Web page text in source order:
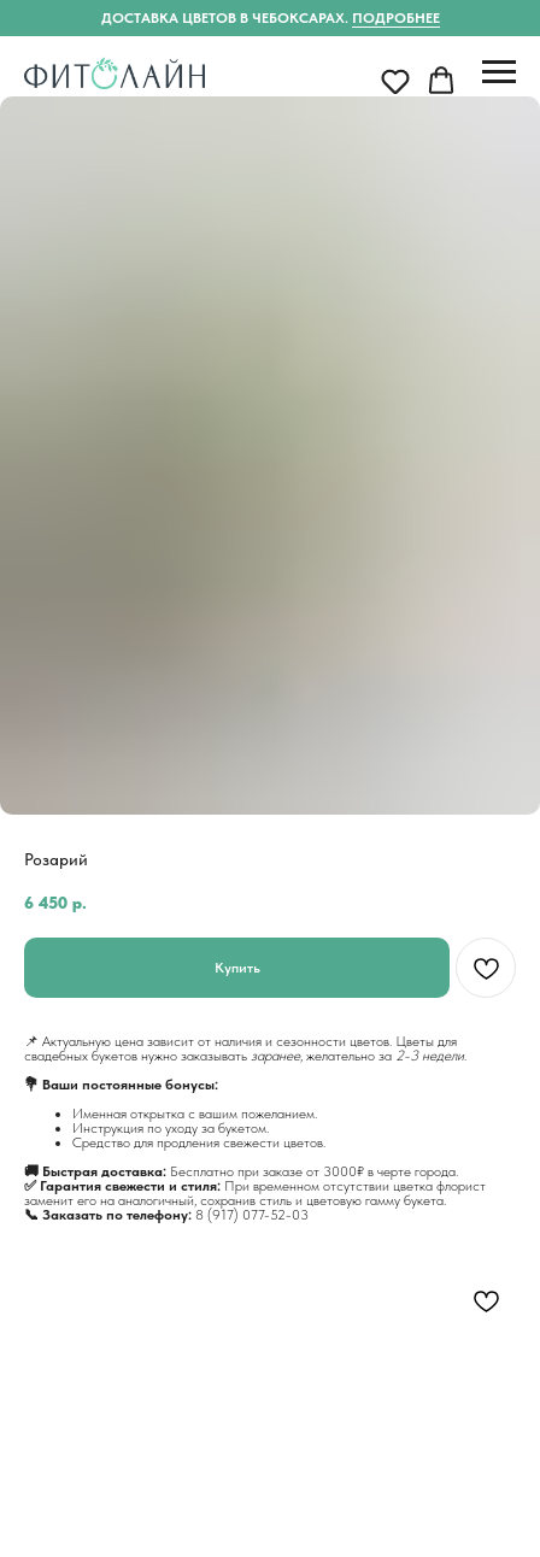
ДОСТАВКА ЦВЕТОВ В ЧЕБОКСАРАХ. ПОДРОБНЕЕ
Розарий
6 450 р.
Купить
📌 Актуальную цена зависит от наличия и сезонности цветов. Цветы для
свадебных букетов нужно заказывать заранее, желательно за 2-3 недели.
💐 Ваши постоянные бонусы:
Именная открытка с вашим пожеланием.
Инструкция по уходу за букетом.
Средство для продления свежести цветов.
🚚 Быстрая доставка: Бесплатно при заказе от 3000₽ в черте города.
✅ Гарантия свежести и стиля: При временном отсутствии цветка флорист
заменит его на аналогичный, сохранив стиль и цветовую гамму букета.
📞 Заказать по телефону: 8 (917) 077-52-03